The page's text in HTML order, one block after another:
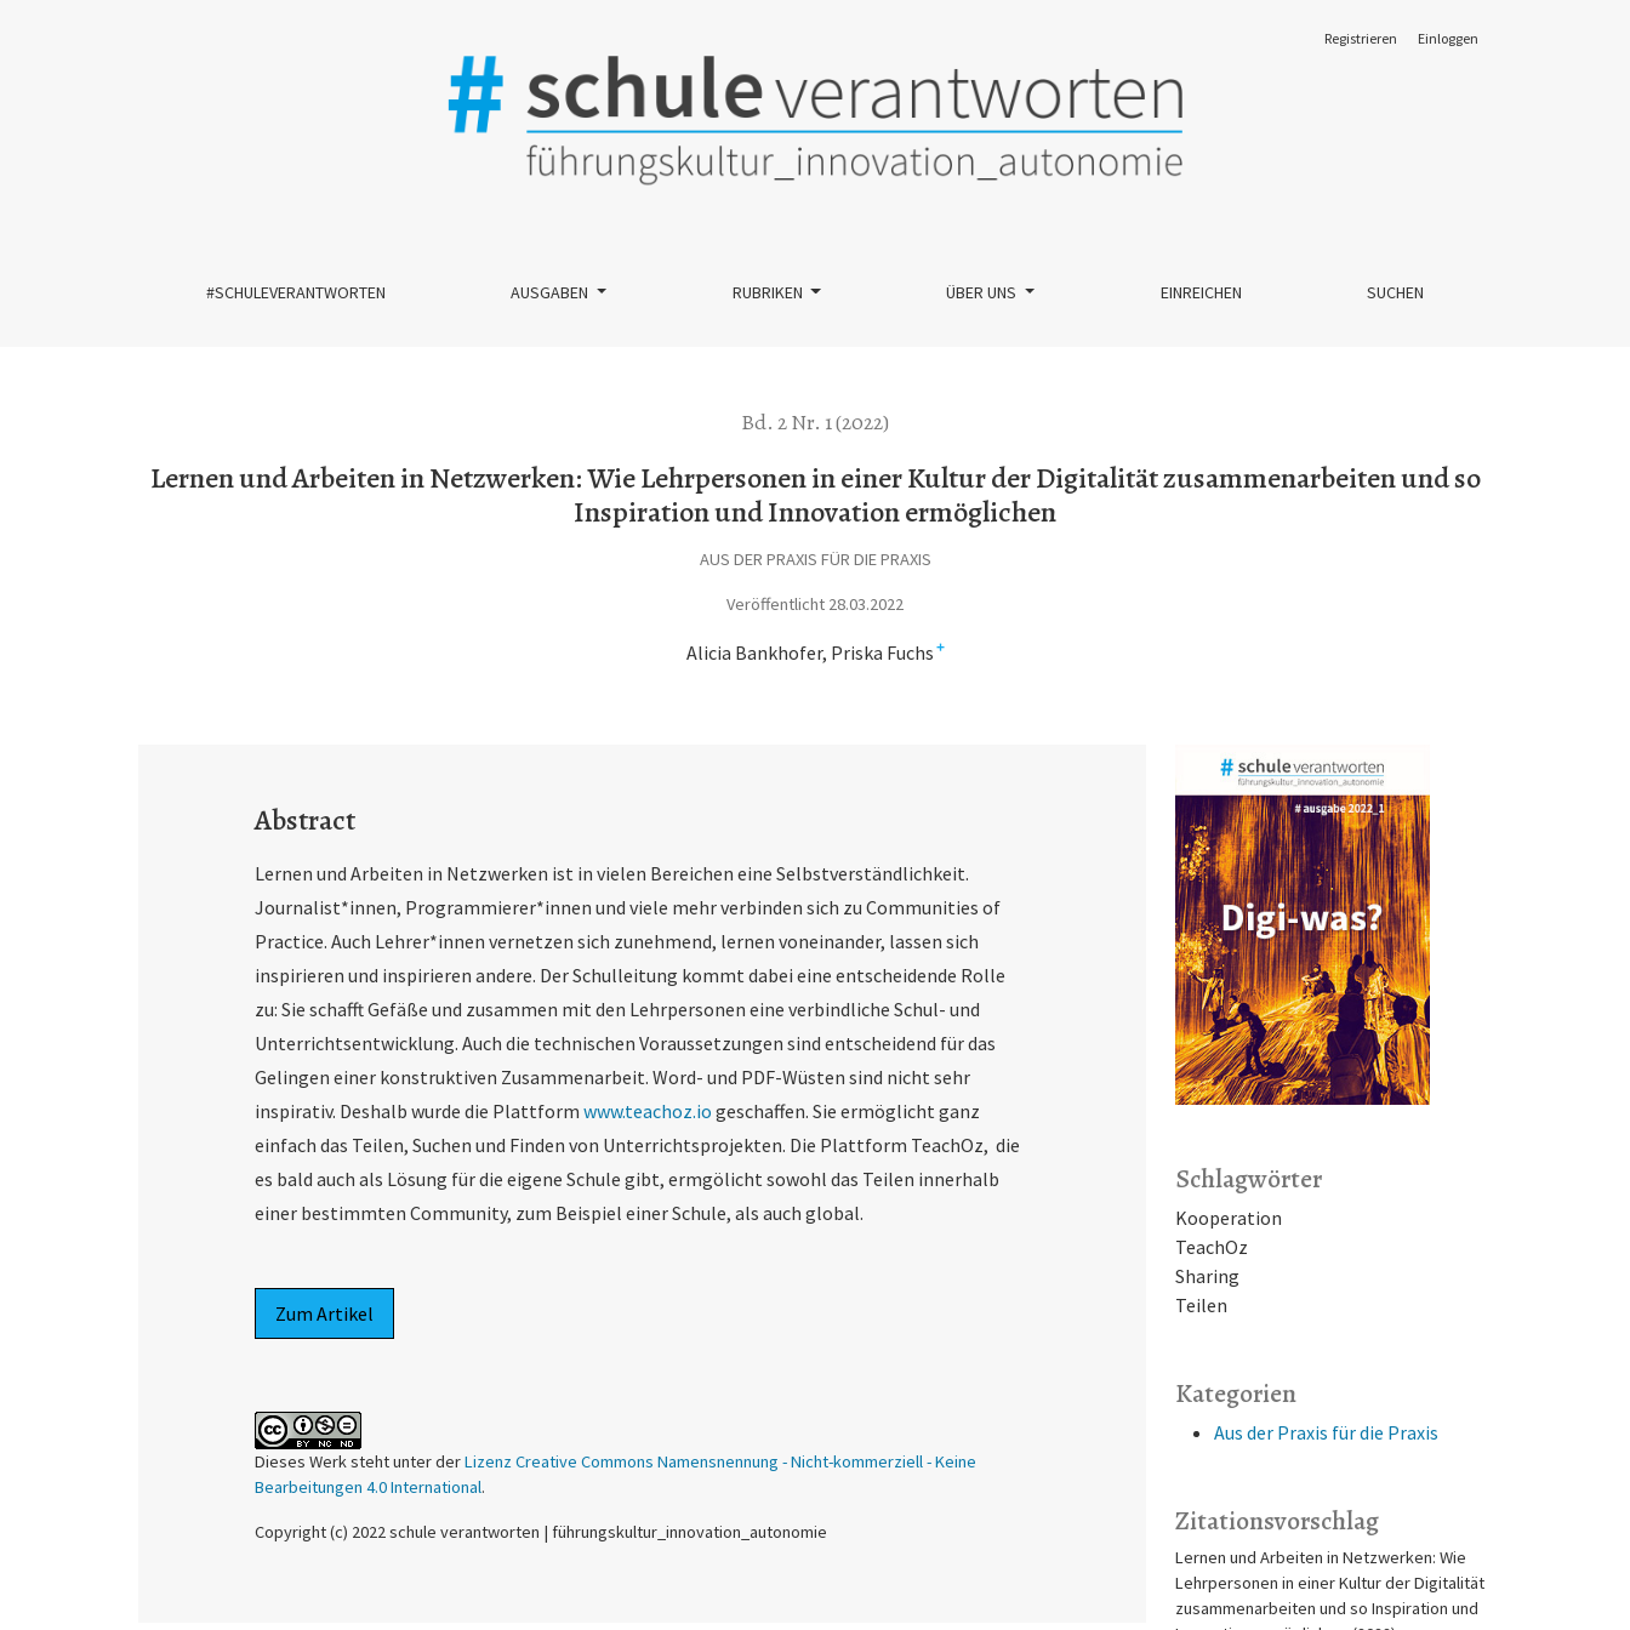
Lernen und Arbeiten in Netzwerken: Wie Lehrpersonen in einer Kultur der Digitalität zusammenarbeiten und so Inspiration und Innovation ermöglichen
#SCHULEVERANTWORTEN AUSGABEN RUBRIKEN ÜBER UNS EINREICHEN SUCHEN
Registrieren Einloggen
Bd. 2 Nr. 1 (2022)
Lernen und Arbeiten in Netzwerken: Wie Lehrpersonen in einer Kultur der Digitalität zusammenarbeiten und so
Inspiration und Innovation ermöglichen
AUS DER PRAXIS FÜR DIE PRAXIS
Veröffentlicht 28.03.2022
Alicia Bankhofer Priska Fuchs +
Schlagwörter
Kooperation
TeachOz
Sharing
Teilen
Kategorien
Aus der Praxis für die Praxis
Zitationsvorschlag
Lernen und Arbeiten in Netzwerken: Wie
Lehrpersonen in einer Kultur der Digitalität
zusammenarbeiten und so Inspiration und
Abstract
Lernen und Arbeiten in Netzwerken ist in vielen Bereichen eine Selbstverständlichkeit.
Journalist*innen, Programmierer*innen und viele mehr verbinden sich zu Communities of
Practice. Auch Lehrer*innen vernetzen sich zunehmend, lernen voneinander, lassen sich
inspirieren und inspirieren andere. Der Schulleitung kommt dabei eine entscheidende Rolle
zu: Sie schafft Gefäße und zusammen mit den Lehrpersonen eine verbindliche Schul- und
Unterrichtsentwicklung. Auch die technischen Voraussetzungen sind entscheidend für das
Gelingen einer konstruktiven Zusammenarbeit. Word- und PDF-Wüsten sind nicht sehr
inspirativ. Deshalb wurde die Plattform www.teachoz.io geschaffen. Sie ermöglicht ganz
einfach das Teilen, Suchen und Finden von Unterrichtsprojekten. Die Plattform TeachOz, die
es bald auch als Lösung für die eigene Schule gibt, ermgölicht sowohl das Teilen innerhalb
einer bestimmten Community, zum Beispiel einer Schule, als auch global.
Zum Artikel
Dieses Werk steht unter derLizenz Creative Commons Namensnennung - Nicht-kommerziell - Keine
Bearbeitungen 4.0 International.
Copyright (c) 2022 schule verantworten | führungskultur_innovation_autonomie